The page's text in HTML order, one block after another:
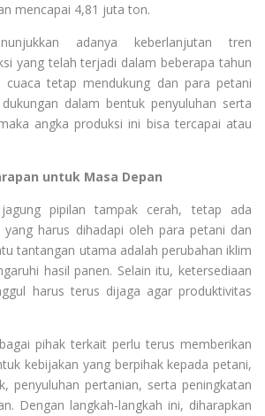
mencapai 4,81 juta ton.
adanya keberlanjutan tren
yang telah terjadi dalam beberapa tahun
cuaca tetap mendukung dan para petani
dalam bentuk penyuluhan serta
angka produksi ini bisa tercapai atau
untuk Masa Depan
pipilan tampak cerah, tetap ada
yang harus dihadapi oleh para petani dan
tantangan utama adalah perubahan iklim
hasil panen. Selain itu, ketersediaan
harus terus dijaga agar produktivitas
pihak terkait perlu terus memberikan
kebijakan yang berpihak kepada petani,
penyuluhan pertanian, serta peningkatan
Dengan langkah-langkah ini, diharapkan